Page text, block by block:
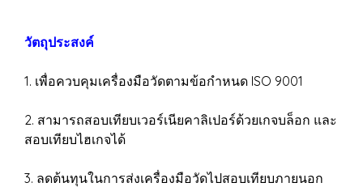
วัตถุประสงค์
1. เพื่อควบคุมเครื่องมือวัดตามข้อกำหนด ISO 9001
2. สามารถสอบเทียบเวอร์เนียคาลิเปอร์ด้วยเกจบล็อก และ
สอบเทียบไฮเกจได้
3. ลดต้นทุนในการส่งเครื่องมือวัดไปสอบเทียบภายนอก